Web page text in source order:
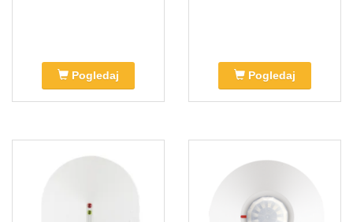
Pogledaj Pogledaj